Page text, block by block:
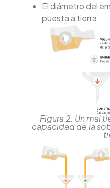
El diámetro del
puesta a tierra
Figura 2. Un mal
capacidad de la